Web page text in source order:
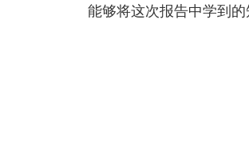
能够将这次报告中学到